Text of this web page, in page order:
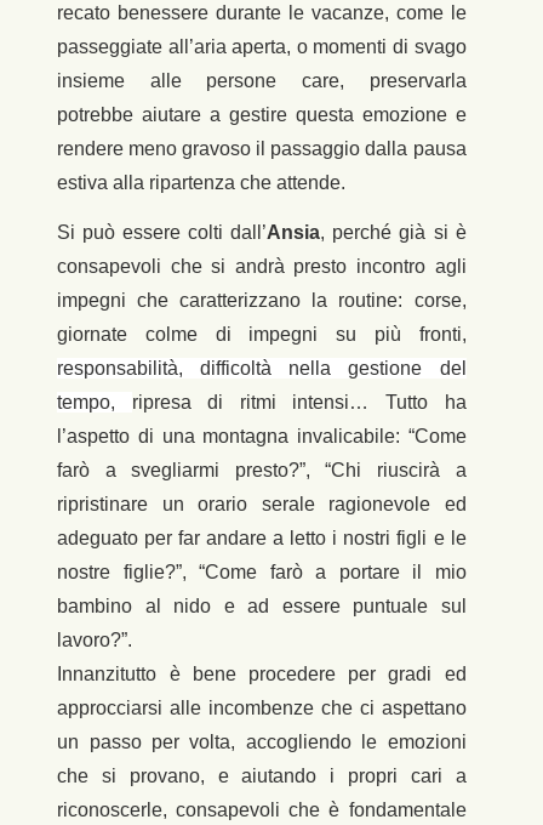
recato benessere durante le vacanze, come le
passeggiate all’aria aperta, o momenti di svago
insieme alle persone care, preservarla
potrebbe aiutare a gestire questa emozione e
rendere meno gravoso il passaggio dalla pausa
estiva alla ripartenza che attende.
Si può essere colti dall’Ansia, perché già si è
consapevoli che si andrà presto incontro agli
impegni che caratterizzano la routine: corse,
giornate colme di impegni su più fronti,
responsabilità, difficoltà nella gestione del
tempo, ripresa di ritmi intensi… Tutto ha
l’aspetto di una montagna invalicabile: “Come
farò a svegliarmi presto?”, “Chi riuscirà a
ripristinare un orario serale ragionevole ed
adeguato per far andare a letto i nostri figli e le
nostre figlie?”, “Come farò a portare il mio
bambino al nido e ad essere puntuale sul
lavoro?”.
Innanzitutto è bene procedere per gradi ed
approcciarsi alle incombenze che ci aspettano
un passo per volta, accogliendo le emozioni
che si provano, e aiutando i propri cari a
riconoscerle, consapevoli che è fondamentale